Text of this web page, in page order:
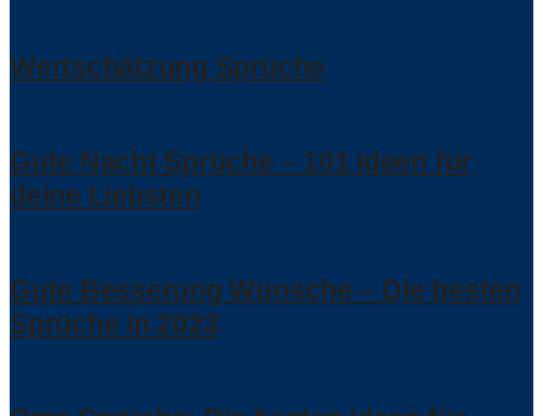
Wertschätzung Sprüche
Gute Nacht Sprüche – 101 Ideen für
deine Liebsten
Gute Besserung Wünsche – Die besten
Sprüche in 2023